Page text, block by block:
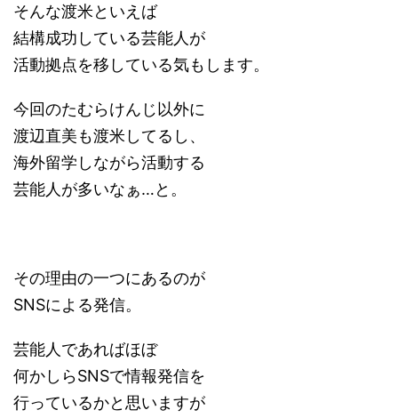
そんな渡米といえば
結構成功している芸能人が
活動拠点を移している気もします。
今回のたむらけんじ以外に
渡辺直美も渡米してるし、
海外留学しながら活動する
芸能人が多いなぁ…と。
その理由の一つにあるのが
SNSによる発信。
芸能人であればほぼ
何かしらSNSで情報発信を
行っているかと思いますが